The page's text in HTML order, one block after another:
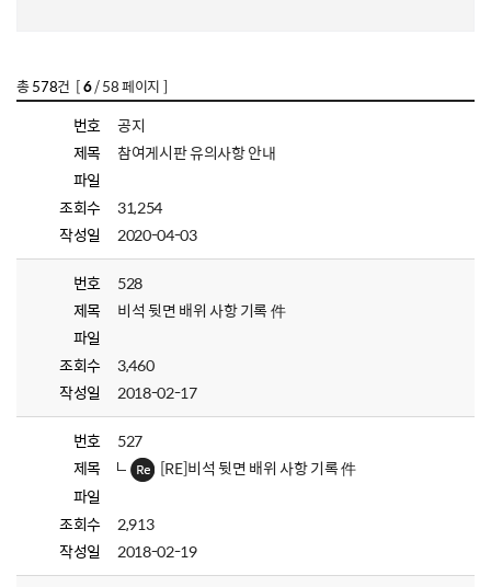
총578건 [6/ 58 페이지 ]
번호
공지
제목
참여게시판 유의사항 안내
파일
조회수
31,254
작성일
2020-04-03
번호
528
제목
비석 뒷면 배위 사항 기록 件
파일
조회수
3,460
작성일
2018-02-17
번호
527
제목
[RE]비석 뒷면 배위 사항 기록 件
파일
조회수
2,913
작성일
2018-02-19